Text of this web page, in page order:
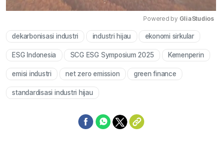
Mute
Powered by GliaStudios
dekarbonisasi industri industri hijau ekonomi sirkular
ESG Indonesia SCG ESG Symposium 2025 Kemenperin
emisi industri net zero emission green finance
standardisasi industri hijau